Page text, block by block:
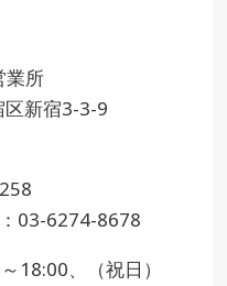
業所
新宿3-3-9
03-6274-8678
18:00、（祝日）